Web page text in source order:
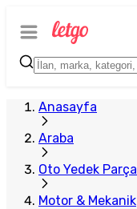
Anasayfa
Araba
Oto Yedek Parça
Motor & Mekanik
Plus Satıcı